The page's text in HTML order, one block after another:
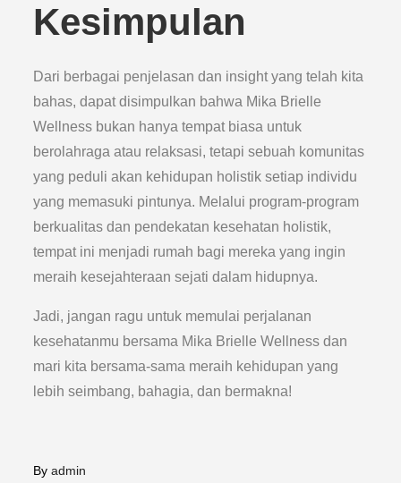
Kesimpulan
Dari berbagai penjelasan dan insight yang telah kita
bahas, dapat disimpulkan bahwa Mika Brielle
Wellness bukan hanya tempat biasa untuk
berolahraga atau relaksasi, tetapi sebuah komunitas
yang peduli akan kehidupan holistik setiap individu
yang memasuki pintunya. Melalui program-program
berkualitas dan pendekatan kesehatan holistik,
tempat ini menjadi rumah bagi mereka yang ingin
meraih kesejahteraan sejati dalam hidupnya.
Jadi, jangan ragu untuk memulai perjalanan
kesehatanmu bersama Mika Brielle Wellness dan
mari kita bersama-sama meraih kehidupan yang
lebih seimbang, bahagia, dan bermakna!
Byadmin